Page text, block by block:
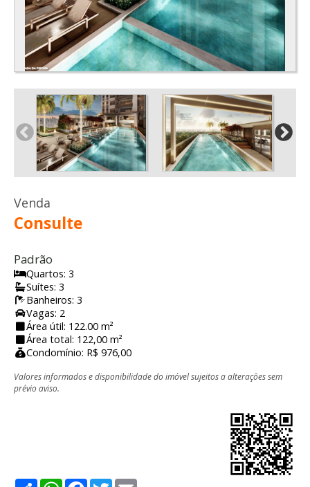
Venda
Consulte
Padrão
Quartos: 3
Suítes: 3
Banheiros: 3
Vagas: 2
Área útil: 122.00 m²
Área total: 122,00 m²
Condomínio: R$ 976,00
Valores informados e disponibilidade do imóvel sujeitos a alterações sem
prévio aviso.